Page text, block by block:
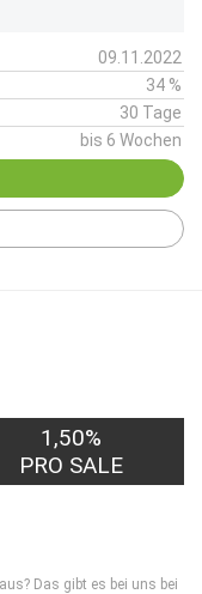
09.11.2022
34 %
30 Tage
bis 6 Wochen
1,50%
PRO SALE
Das gibt es bei uns bei